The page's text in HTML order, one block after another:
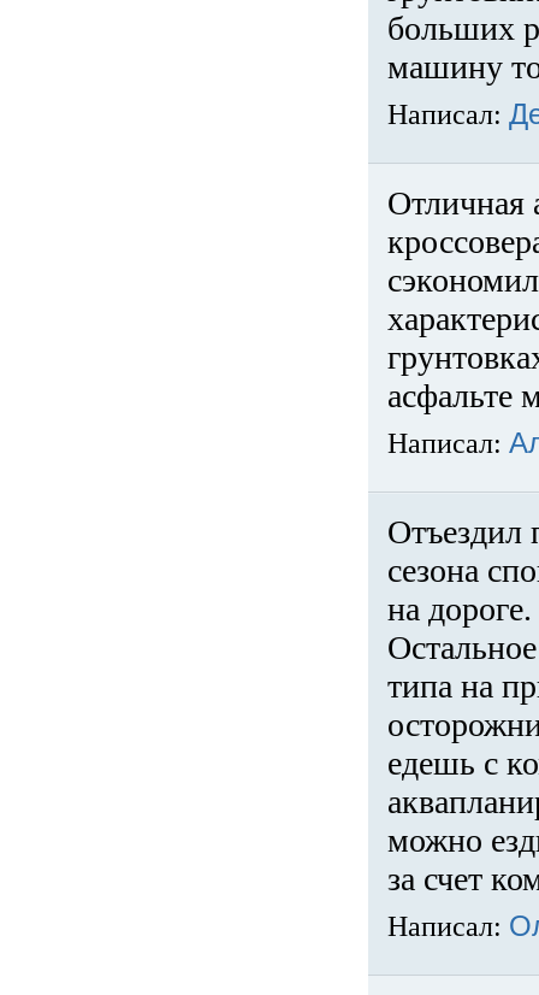
больших
машину
Написал:
Отличная
асфальте
Написал:
Отъездил
сезона
на
типа на
едешь с
можно
за счет
Написал: